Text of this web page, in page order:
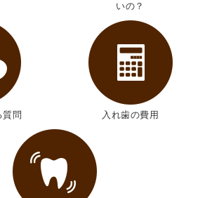
いの？
質問 入れ歯の費用